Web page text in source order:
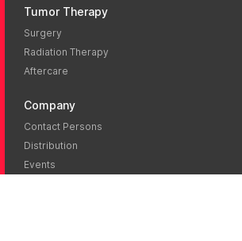
Tumor Therapy
Surgery
Radiation Therapy
Aftercare
Company
Contact Persons
Distribution
Events